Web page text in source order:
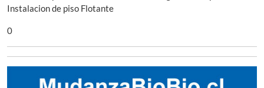
Instalacion de piso Flotante
0